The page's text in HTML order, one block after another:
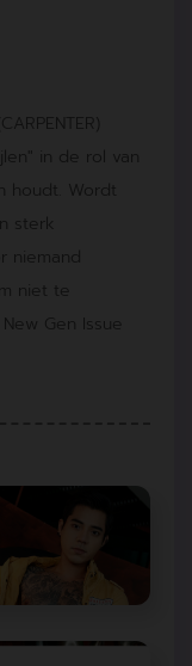
in de rol van
houdt. Wordt
sterk
niemand
niet te
Gen Issue